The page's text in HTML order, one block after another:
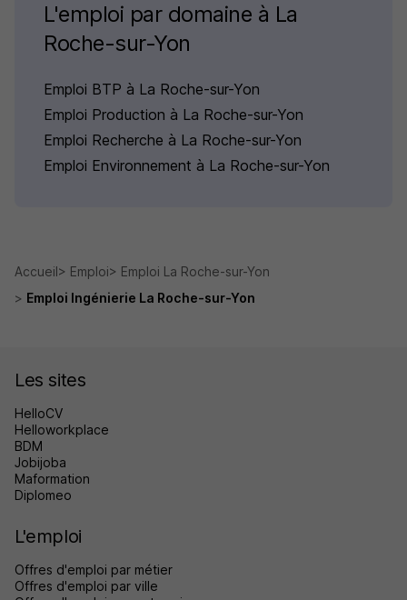
L'emploi par domaine à La
Roche-sur-Yon
Emploi BTP à La Roche-sur-Yon
Emploi Production à La Roche-sur-Yon
Emploi Recherche à La Roche-sur-Yon
Emploi Environnement à La Roche-sur-Yon
Accueil Emploi
Emploi La Roche-sur-Yon
Emploi Ingénierie La Roche-sur-Yon
Les sites
HelloCV
Helloworkplace
BDM
Jobijoba
Maformation
Diplomeo
L'emploi
Offres d'emploi par métier
Offres d'emploi par ville